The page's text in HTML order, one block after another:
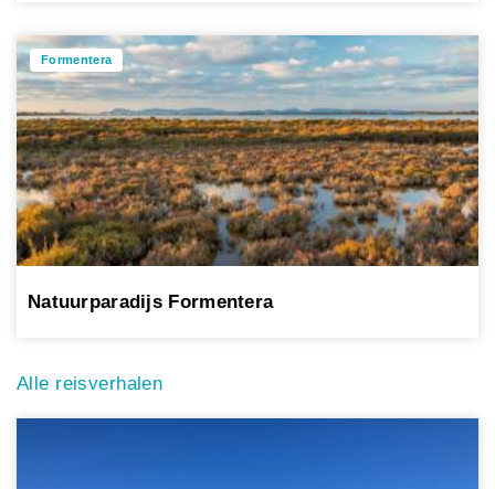
Formentera
Natuurparadijs Formentera
Alle reisverhalen